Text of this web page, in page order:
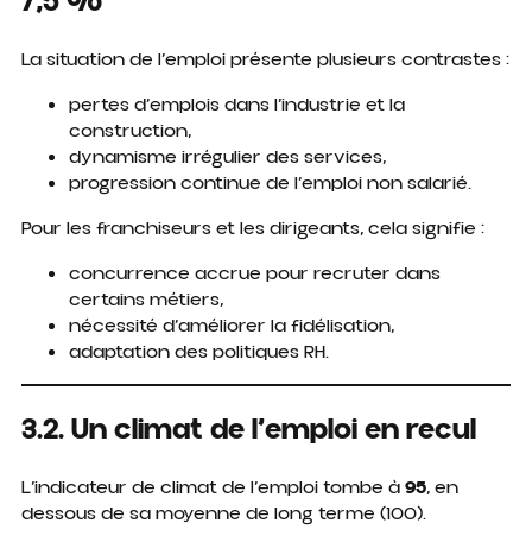
La situation de l’emploi présente plusieurs contrastes :
pertes d’emplois dans l’industrie et la
construction,
dynamisme irrégulier des services,
progression continue de l’emploi non salarié.
Pour les franchiseurs et les dirigeants, cela signifie :
concurrence accrue pour recruter dans
certains métiers,
nécessité d’améliorer la fidélisation,
adaptation des politiques RH.
3.2. Un climat de l’emploi en recul
L’indicateur de climat de l’emploi tombe à95, en
dessous de sa moyenne de long terme (100).